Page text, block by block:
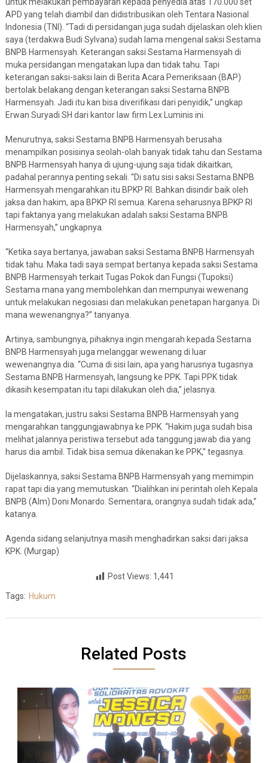
untuk melakukan pembayaran kepada penyedia atas 170.000 set
APD yang telah diambil dan didistribusikan oleh Tentara Nasional
Indonesia (TNI). “Tadi di persidangan juga sudah dijelaskan oleh klien
saya (terdakwa Budi Sylvana) sudah lama mengenal saksi Sestama
BNPB Harmensyah. Keterangan saksi Sestama Harmensyah di
muka persidangan mengatakan lupa dan tidak tahu. Tapi
keterangan saksi-saksi lain di Berita Acara Pemeriksaan (BAP)
bertolak belakang dengan keterangan saksi Sestama BNPB
Harmensyah. Jadi itu kan bisa diverifikasi dari penyidik,” ungkap
Erwan Suryadi SH dari kantor law firm Lex Luminis ini.
Menurutnya, saksi Sestama BNPB Harmensyah berusaha
menampilkan posisinya seolah-olah banyak tidak tahu dan Sestama
BNPB Harmensyah hanya di ujung-ujung saja tidak dikaitkan,
padahal perannya penting sekali. “Di satu sisi saksi Sestama BNPB
Harmensyah mengarahkan itu BPKP RI. Bahkan disindir baik oleh
jaksa dan hakim, apa BPKP RI semua. Karena seharusnya BPKP RI
tapi faktanya yang melakukan adalah saksi Sestama BNPB
Harmensyah,” ungkapnya.
“Ketika saya bertanya, jawaban saksi Sestama BNPB Harmensyah
tidak tahu. Maka tadi saya sempat bertanya kepada saksi Sestama
BNPB Harmensyah terkait Tugas Pokok dan Fungsi (Tupoksi)
Sestama mana yang membolehkan dan mempunyai wewenang
untuk melakukan negosiasi dan melakukan penetapan harganya. Di
mana wewenangnya?” tanyanya.
Artinya, sambungnya, pihaknya ingin mengarah kepada Sestama
BNPB Harmensyah juga melanggar wewenang di luar
wewenangnya dia. “Cuma di sisi lain, apa yang harusnya tugasnya
Sestama BNPB Harmensyah, langsung ke PPK. Tapi PPK tidak
dikasih kesempatan itu tapi dilakukan oleh dia,” jelasnya.
Ia mengatakan, justru saksi Sestama BNPB Harmensyah yang
mengarahkan tanggungjawabnya ke PPK. “Hakim juga sudah bisa
melihat jalannya peristiwa tersebut ada tanggung jawab dia yang
harus dia ambil. Tidak bisa semua dikenakan ke PPK,” tegasnya.
Dijelaskannya, saksi Sestama BNPB Harmensyah yang memimpin
rapat tapi dia yang memutuskan. “Dialihkan ini perintah oleh Kepala
BNPB (Alm) Doni Monardo. Sementara, orangnya sudah tidak ada,”
katanya.
Agenda sidang selanjutnya masih menghadirkan saksi dari jaksa
KPK. (Murgap)
Post Views: 1,441
Tags: Hukum
Related Posts